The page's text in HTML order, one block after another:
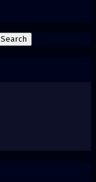
Search